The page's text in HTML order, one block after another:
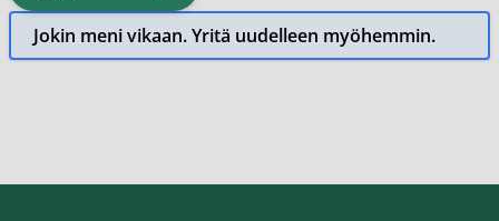
tuotteita
Jokin meni vikaan. Yritä uudelleen myöhemmin.